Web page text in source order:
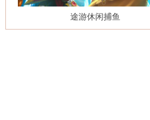
途游休闲捕鱼